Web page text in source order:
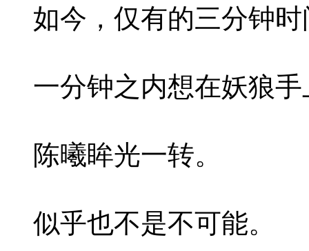
如今，仅有的三分钟时
一分钟之内想在妖狼手
陈曦眸光一转。
似乎也不是不可能。